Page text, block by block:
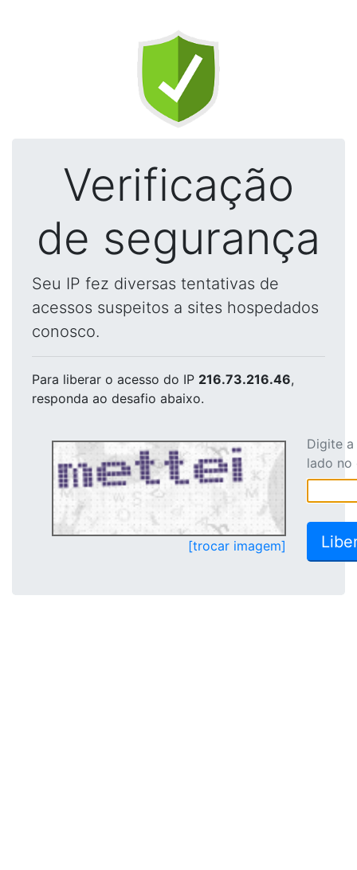
Verificação
de segurança
Seu IP fez diversas tentativas de
acessos suspeitos a sites hospedados
conosco.
Para liberar o acesso do IP 216.73.216.46,
responda ao desafio abaixo.
[trocar imagem]
Digite
lado no